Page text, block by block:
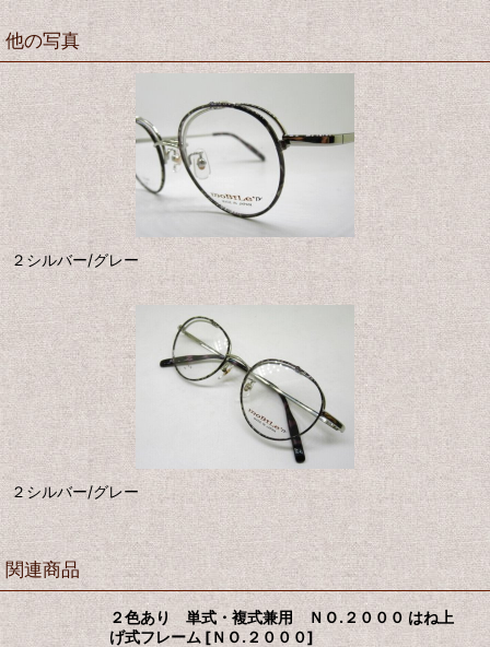
他の写真
２シルバー/グレー
２シルバー/グレー
関連商品
２色あり 単式・複式兼用 ＮＯ.２０００ はね上
げ式フレーム [ＮＯ.２０００]